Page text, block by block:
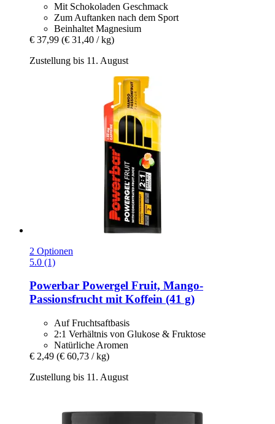
Mit Schokoladen Geschmack
Zum Auftanken nach dem Sport
Beinhaltet Magnesium
€ 37,99 (€ 31,40 / kg)
Zustellung bis 11. August
2 Optionen
5.0 (1)
Powerbar Powergel Fruit, Mango-​
Passionsfrucht mit Koffein (41 g)
Auf Fruchtsaftbasis
2:1 Verhältnis von Glukose & Fruktose
Natürliche Aromen
€ 2,49 (€ 60,73 / kg)
Zustellung bis 11. August